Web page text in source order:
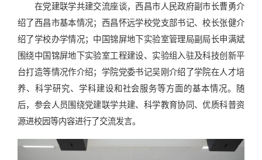
在党建联学共建交流座谈，西昌市人民政府副市长曹勇介
绍了西昌市基本情况；西昌怀远学校党支部书记、校长张健介
绍了学校办学情况；中国锦屏地下实验室管理局副局长申满斌
围绕中国锦屏地下实验室工程建设、实验组入驻及科技创新平
台打造等情况作介绍；学院党委书记吴刚介绍了学院在人才培
养、科学研究、学科建设和社会服务等方面的基本情况。随
后，参会人员围绕党建联学共建、科学教育协同、优质科普资
源进校园等内容进行了交流发言。